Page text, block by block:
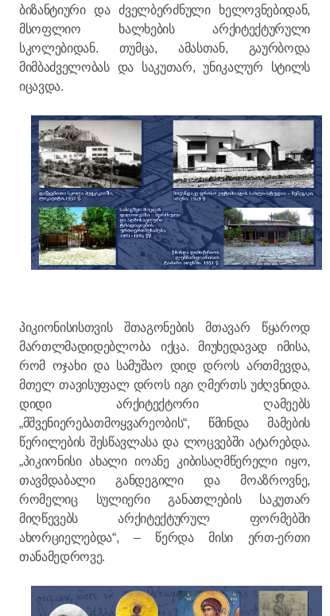
ბიზანტიური და ძველბერძნული ხელოვნებიდან,
მსოფლიო ხალხების არქიტექტურული
სკოლებიდან. თუმცა, ამასთან, გაურბოდა
მიმბაძველობას და საკუთარ, უნიკალურ სტილს
იცავდა.
პიკიონისისთვის შთაგონების მთავარ წყაროდ
მართლმადიდებლობა იქცა. მიუხედავად იმისა,
რომ ოჯახი და სამუშაო დიდ დროს ართმევდა,
მთელ თავისუფალ დროს იგი ღმერთს უძღვნიდა.
დიდი არქიტექტორი ღამეებს
„მშვენიერებათმოყვარეობის“, წმინდა მამების
წერილების შესწავლასა და ლოცვებში ატარებდა.
„პიკიონისი ახალი იოანე კიბისაღმწერელი იყო,
თავმდაბალი განდეგილი და მოაზროვნე,
რომელიც სულიერი განათლების საკუთარ
მიღწევებს არქიტექტურულ ფორმებში
ახორციელებდა“, – წერდა მისი ერთ-ერთი
თანამედროვე.